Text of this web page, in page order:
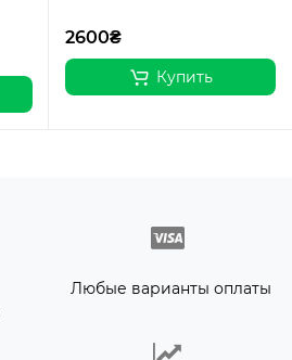
2600₴
Купить
Любые варианты оплаты